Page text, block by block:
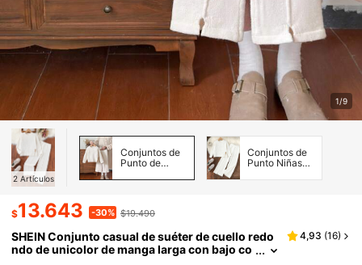
1/9
2 Artículos
Conjuntos de
Punto de
Conjuntos de
Punto Niñas
$13.643 -30% $19.490
SHEIN Conjunto casual de suéter de cuello redo
ndo de unicolor de manga larga con bajo co
4,93 (16)